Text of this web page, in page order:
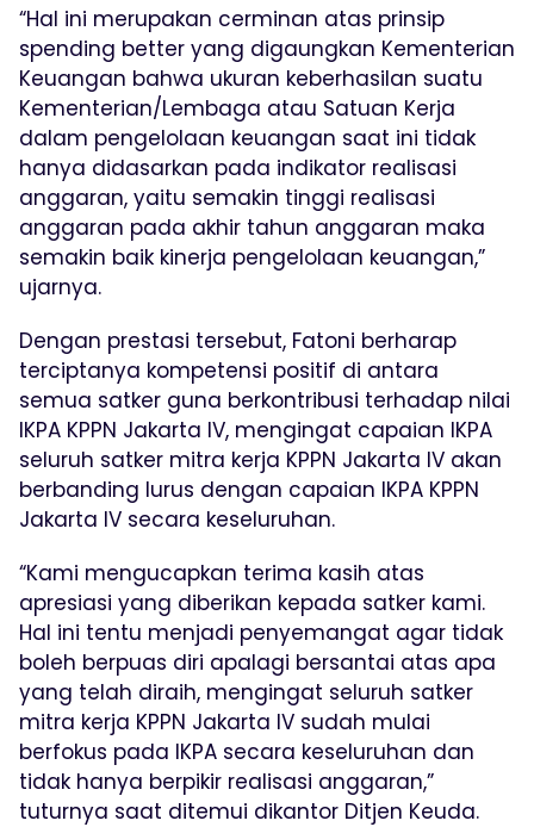
“Hal ini merupakan cerminan atas prinsip
spending better yang digaungkan Kementerian
Keuangan bahwa ukuran keberhasilan suatu
Kementerian/Lembaga atau Satuan Kerja
dalam pengelolaan keuangan saat ini tidak
hanya didasarkan pada indikator realisasi
anggaran, yaitu semakin tinggi realisasi
anggaran pada akhir tahun anggaran maka
semakin baik kinerja pengelolaan keuangan,”
ujarnya.
Dengan prestasi tersebut, Fatoni berharap
terciptanya kompetensi positif di antara
semua satker guna berkontribusi terhadap nilai
IKPA KPPN Jakarta IV, mengingat capaian IKPA
seluruh satker mitra kerja KPPN Jakarta IV akan
berbanding lurus dengan capaian IKPA KPPN
Jakarta IV secara keseluruhan.
“Kami mengucapkan terima kasih atas
apresiasi yang diberikan kepada satker kami.
Hal ini tentu menjadi penyemangat agar tidak
boleh berpuas diri apalagi bersantai atas apa
yang telah diraih, mengingat seluruh satker
mitra kerja KPPN Jakarta IV sudah mulai
berfokus pada IKPA secara keseluruhan dan
tidak hanya berpikir realisasi anggaran,”
tuturnya saat ditemui dikantor Ditjen Keuda.